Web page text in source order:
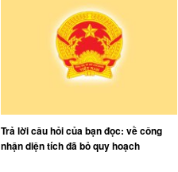
Trả lời câu hỏi của bạn đọc: về công
nhận diện tích đã bỏ quy hoạch